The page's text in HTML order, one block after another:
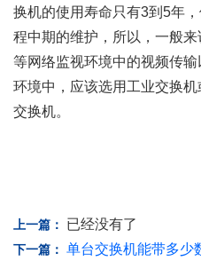
换机的使用寿命只有3到5年
程中期的维护，所以，一般
等网络监视环境中的视频传
环境中，应该选用工业交换
交换机。
上一篇： 已经没有了
下一篇： 单台交换机能带多少